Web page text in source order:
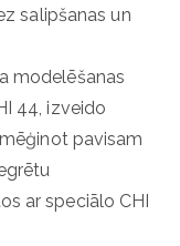
salipšanas un
modelēšanas
44, izveido
pavisam
ar speciālo CHI